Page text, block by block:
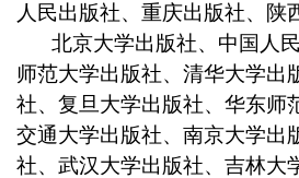
人民出版社、重庆出版社、陕
北京大学出版社、中国人
师范大学出版社、清华大学出
社、复旦大学出版社、华东师
交通大学出版社、南京大学出
社、武汉大学出版社、吉林大